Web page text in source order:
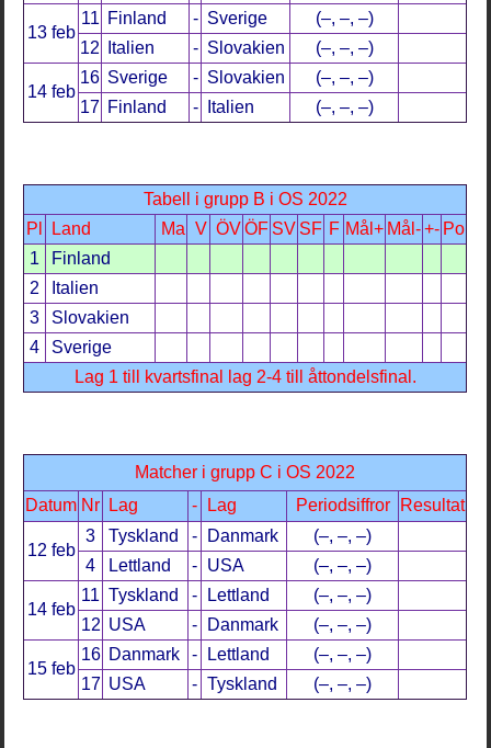
13 feb
11 Finland - Sverige
(–, –, –)
12
Italien - Slovakien (–, –, –)
14 feb
16 Sverige - Slovakien
(–, –, –)
17 Finland - Italien (–, –, –)
Tabell i grupp B i OS 2022
Pl
Land Ma V ÖV ÖF SV SF F Mål+ Mål- +- Po
1
Finland
2
Italien
3
Slovakien
4
Sverige
Lag 1 till kvartsfinal lag 2-4 till åttondelsfinal .
Matcher i grupp C i OS 2022
Datum Nr Lag - Lag Periodsiffror Resultat
12 feb
3 Tyskland - Danmark
(–, –, –)
4
Lettland - USA (–, –, –)
14 feb
11 Tyskland - Lettland
(–, –, –)
12 USA - Danmark (–, –, –)
15 feb
16 Danmark - Lettland
(–, –, –)
17 USA - Tyskland (–, –, –)